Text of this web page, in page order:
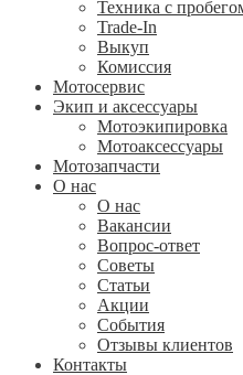
Техника с
Trade-In
Выкуп
Комиссия
Мотосервис
Экип и аксессуары
Мотоэкипировка
Мотоаксессуары
Мотозапчасти
О нас
О нас
Вакансии
Вопрос-ответ
Советы
Статьи
Акции
События
Отзывы клиентов
Контакты